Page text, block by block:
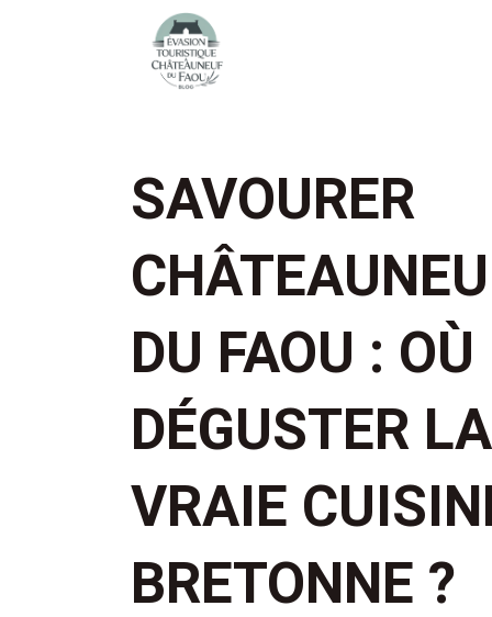
SAVOURER
DU FAOU : OÙ
DÉGUSTER LA
VRAIE
BRETONNE ?